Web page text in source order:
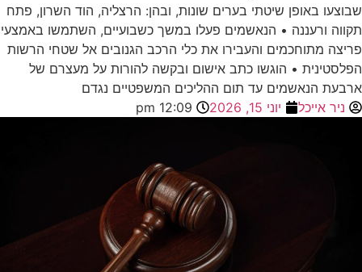
שבוצעו באופן שיטתי בערים שונות, ובהן: הרצליה, הוד השרון, פתח
תקווה ורעננה • הנאשמים פעלו במשך כשבועיים, השתמשו באמצעי
פריצה מתוחכמים והעבירו את כלי הרכב הגנובים אל שטחי הרשות
הפלסטינית • הוגשו כתב אישום ובקשה להורות על מעצרם של
ארבעת הנאשמים עד תום ההליכים המשפטיים נגדם
ניר אייכל
יוני 15, 2026 12:09 pm